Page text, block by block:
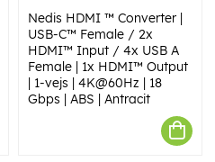
Nedis HDMI ™ Converter |
USB-C™ Female / 2x
HDMI™ Input / 4x USB A
Female | 1x HDMI™ Output
| 1-vejs | 4K@60Hz | 18
Gbps | ABS | Antracit